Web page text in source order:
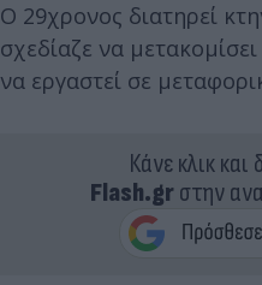
Ο 29χρονος διατηρεί
σχεδίαζε να
να εργαστεί σε
Κάνε κλικ
Flash.grστην